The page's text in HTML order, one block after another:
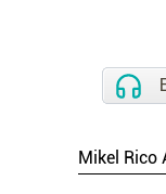
Mikel Rico